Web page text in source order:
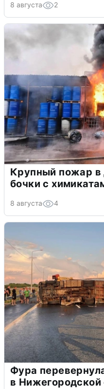
8 августа 2
Крупный пожар в
бочки с
8 августа 4
Фура
в Нижегородской